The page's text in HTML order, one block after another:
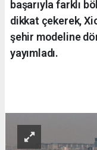
başarıyla farklı
dikkat çekerek,
şehir modeline
yayımladı.